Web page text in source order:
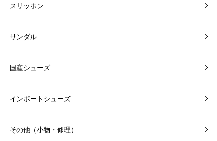
スリッポン
サンダル
国産シューズ
インポートシューズ
その他（小物・修理）